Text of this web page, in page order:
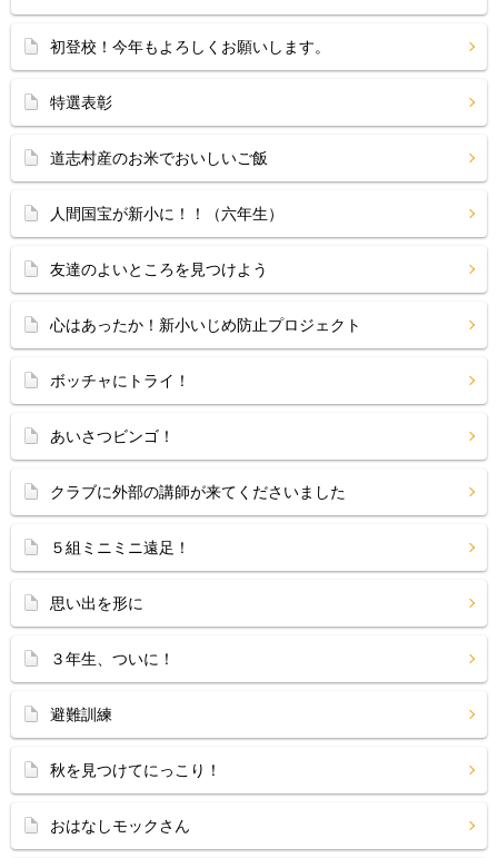
初登校！今年もよろしくお願いします。
特選表彰
道志村産のお米でおいしいご飯
人間国宝が新小に！！（六年生）
友達のよいところを見つけよう
心はあったか！新小いじめ防止プロジェクト
ボッチャにトライ！
あいさつビンゴ！
クラブに外部の講師が来てくださいました
５組ミニミニ遠足！
思い出を形に
３年生、ついに！
避難訓練
秋を見つけてにっこり！
おはなしモックさん